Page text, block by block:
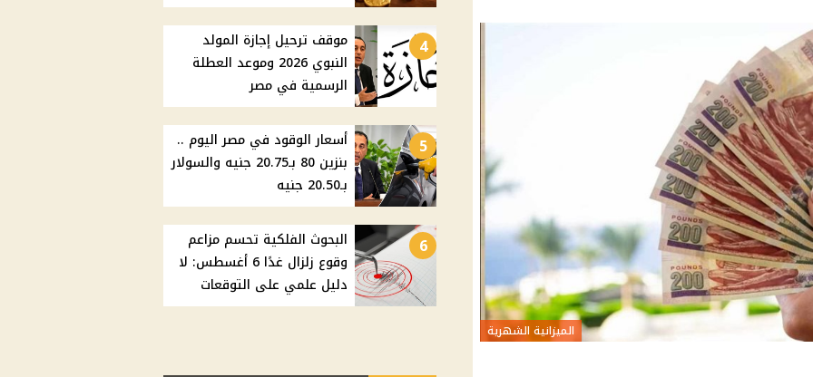
الميزانية الشهرية
4
موقف ترحيل إجازة المولد
النبوي 2026 وموعد العطلة
الرسمية في مصر
5
أسعار الوقود في مصر اليوم ..
بنزين 80 بـ20.75 جنيه والسولار
بـ20.50 جنيه
6
البحوث الفلكية تحسم مزاعم
وقوع زلزال غدًا 6 أغسطس: لا
دليل علمي على التوقعات